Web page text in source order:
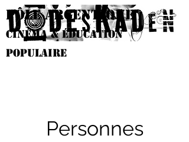
PÔLE argentique
Cinéma & éducation
populaire
Personnes